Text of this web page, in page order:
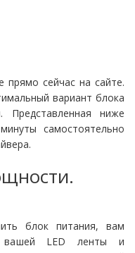
сейчас на сайте.
вариант блока
ниже
самостоятельно
блок питания, вам
вашей LED ленты и